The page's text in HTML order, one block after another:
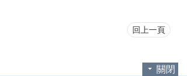
回上一頁
關閉